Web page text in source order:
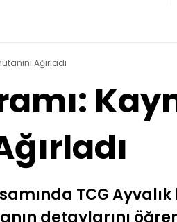
Ağırladı
TCG Ayvalık